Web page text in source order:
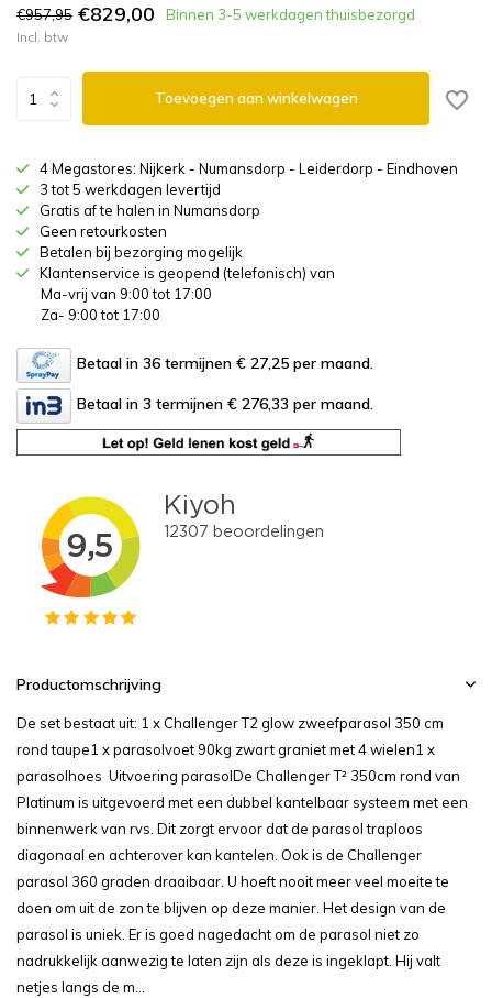
€957,95 €829,00 Binnen 3-5 werkdagen thuisbezorgd
Incl. btw
Toevoegen aan winkelwagen
4 Megastores: Nijkerk - Numansdorp - Leiderdorp - Eindhoven
3 tot 5 werkdagen levertijd
Gratis af te halen in Numansdorp
Geen retourkosten
Betalen bij bezorging mogelijk
Klantenservice is geopend (telefonisch) van
Ma-vrij van 9:00 tot 17:00
Za- 9:00 tot 17:00
Betaal in 36 termijnen € 27,25 per maand.
Betaal in 3 termijnen € 276,33 per maand.
Productomschrijving
De set bestaat uit: 1 x Challenger T2 glow zweefparasol 350 cm
rond taupe1 x parasolvoet 90kg zwart graniet met 4 wielen1 x
parasolhoes Uitvoering parasolDe Challenger T² 350cm rond van
Platinum is uitgevoerd met een dubbel kantelbaar systeem met een
binnenwerk van rvs. Dit zorgt ervoor dat de parasol traploos
diagonaal en achterover kan kantelen. Ook is de Challenger
parasol 360 graden draaibaar. U hoeft nooit meer veel moeite te
doen om uit de zon te blijven op deze manier. Het design van de
parasol is uniek. Er is goed nagedacht om de parasol niet zo
nadrukkelijk aanwezig te laten zijn als deze is ingeklapt. Hij valt
netjes langs de m...